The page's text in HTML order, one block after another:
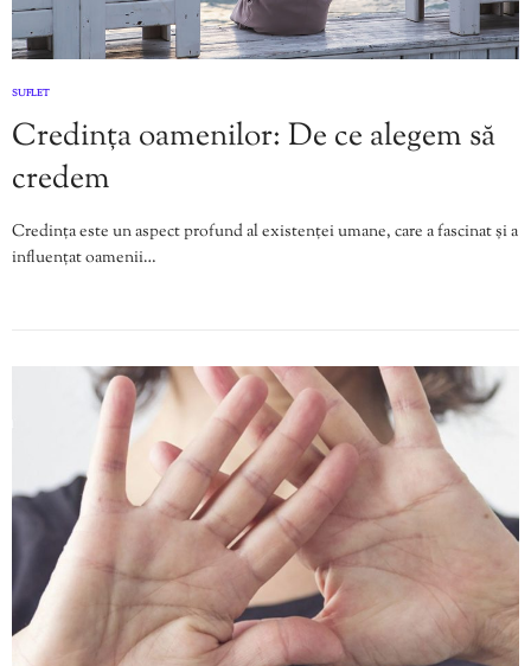
SUFLET
Credința oamenilor: De ce alegem să
credem
Credința este un aspect profund al existenței umane, care a fascinat și a
influențat oamenii…